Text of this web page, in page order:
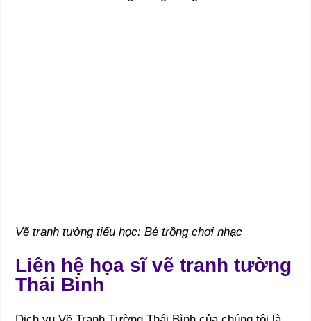
Vẽ tranh tường tiểu học: Bé trồng chơi nhạc
Liên hệ họa sĩ vẽ tranh tường
Thái Bình